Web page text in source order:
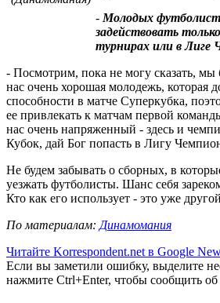
- Молодых
задействовать
турнирах или в
- Посмотрим, пока не могу сказать, мы
нас очень хорошая молодежь, которая
способности в матче Суперкубка,
ее привлекать к матчам первой
нас очень напряженный - здесь и
Кубок, дай Бог попасть в Лигу
Не будем забывать о сборных, в
уезжать футболисты. Шанс себя
Кто как его использует - это уже
По материалам: Динамомания
Читайте Korrespondent.net в Google
Если вы заметили ошибку, выделите
нажмите Ctrl+Enter, чтобы сообщить об